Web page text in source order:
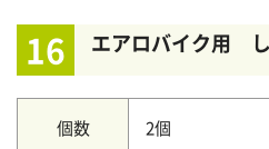
16 エアロバイク用
個数 2個